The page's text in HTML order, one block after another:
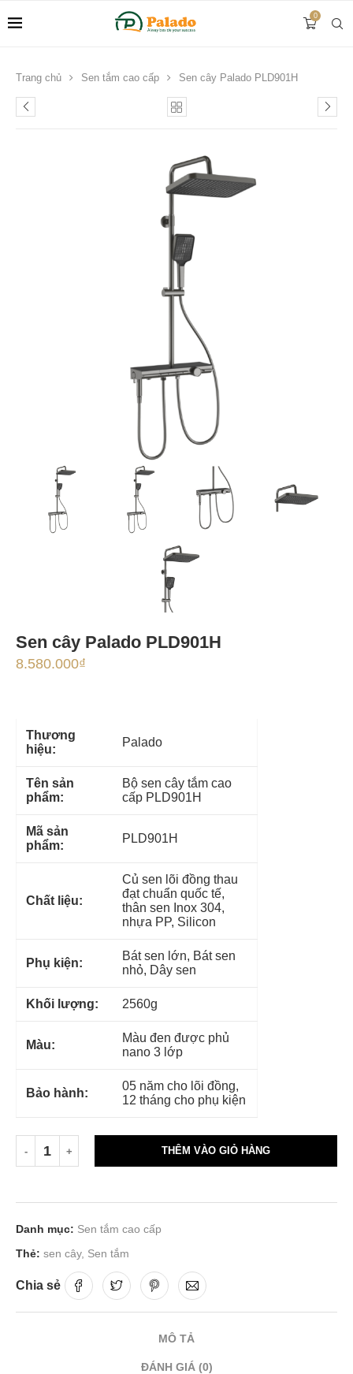
0
Trang chủ Sen tắm cao cấp Sen cây Palado PLD901H
Sen cây Palado PLD901H
8.580.000₫
Thương
hiệu:
Palado
Tên sản
phẩm:
Bộ sen cây tắm cao
cấp PLD901H
Mã sản
phẩm:
PLD901H
Chất liệu:
Củ sen lõi đồng thau
đạt chuẩn quốc tế,
thân sen Inox 304,
nhựa PP, Silicon
Phụ kiện:
Bát sen lớn, Bát sen
nhỏ, Dây sen
Khối lượng: 2560g
Màu:
Màu đen được phủ
nano 3 lớp
Bảo hành:
05 năm cho lõi đồng,
12 tháng cho phụ kiện
THÊM VÀO GIỎ HÀNG
Danh mục: Sen tắm cao cấp
Thẻ: sen cây, Sen tắm
Chia sẻ
MÔ TẢ
ĐÁNH GIÁ (0)